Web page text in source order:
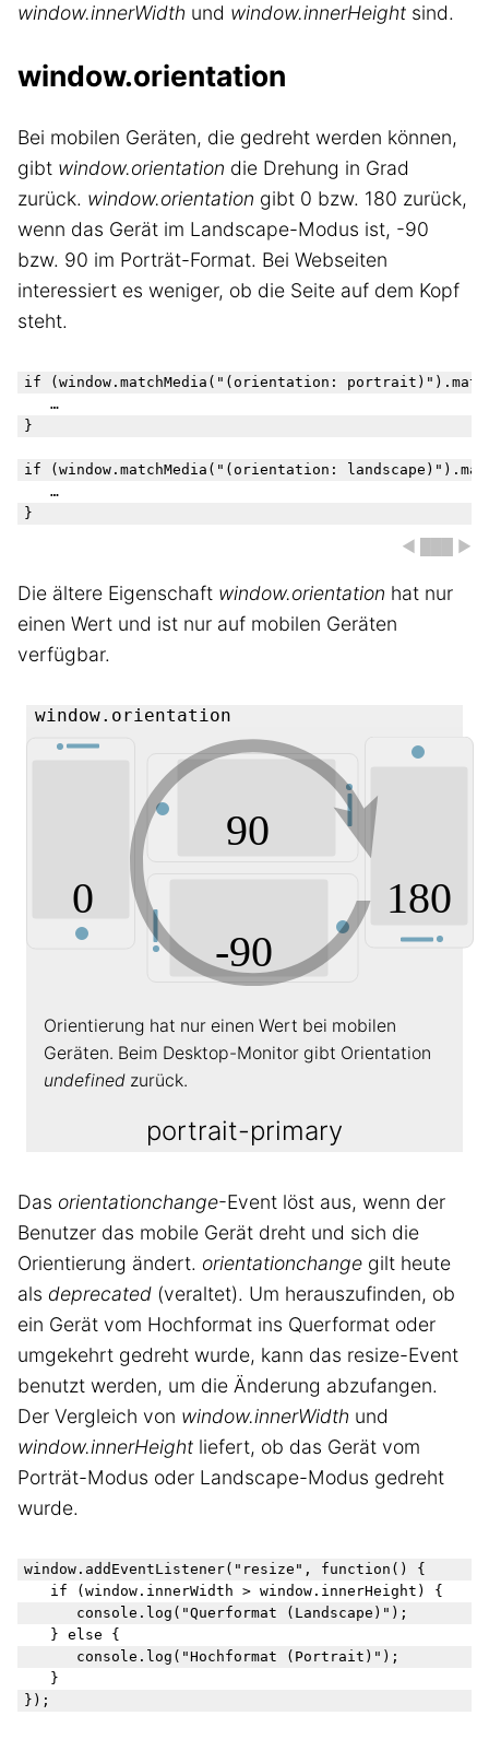
window.innerWidth und window.innerHeight sind.
window.orientation
Bei mobilen Geräten, die gedreht werden können,
gibt window.orientation die Drehung in Grad
zurück. window.orientation gibt 0 bzw. 180 zurück,
wenn das Gerät im Landscape-Modus ist, -90
bzw. 90 im Porträt-Format. Bei Webseiten
interessiert es weniger, ob die Seite auf dem Kopf
steht.
if (window.matchMedia("(orientation:
}
if (window.matchMedia("(orientation:
   …
◀ ███ ▶
Die ältere Eigenschaft window.orientation hat nur
einen Wert und ist nur auf mobilen Geräten
verfügbar.
window.orientation
Orientierung hat nur einen Wert bei mobilen
Geräten. Beim Desktop-Monitor gibt Orientation
undefinedzurück.
portrait-primary
Das orientationchange-Event löst aus, wenn der
Benutzer das mobile Gerät dreht und sich die
Orientierung ändert. orientationchange gilt heute
als deprecated (veraltet). Um herauszufinden, ob
ein Gerät vom Hochformat ins Querformat oder
umgekehrt gedreht wurde, kann das resize-Event
benutzt werden, um die Änderung abzufangen.
Der Vergleich von window.innerWidth und
window.innerHeight liefert, ob das Gerät vom
Porträt-Modus oder Landscape-Modus gedreht
wurde.
window.addEventListener("resize", function() {